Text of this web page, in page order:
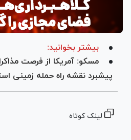
بیشتر بخوانید:
مسکو: آمریکا از فرصت
پیشبرد نقشه راه حمله زمینی
لینک کوتاه